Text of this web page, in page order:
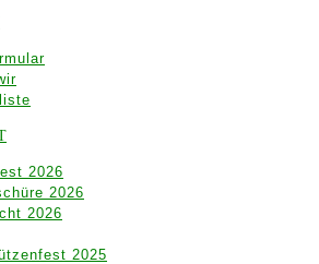
2026
2026
2026
2025